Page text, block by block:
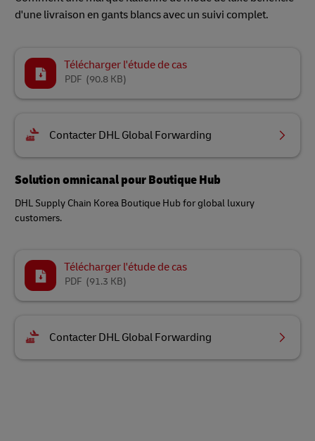
d'une livraison en gants blancs avec un suivi complet.
Télécharger l'étude de cas
(90.8 KB)
PDF
Contacter DHL Global Forwarding
Solution omnicanal pour Boutique Hub
DHL Supply Chain Korea Boutique Hub for global luxury
customers.
Télécharger l'étude de cas
(91.3 KB)
PDF
Contacter DHL Global Forwarding